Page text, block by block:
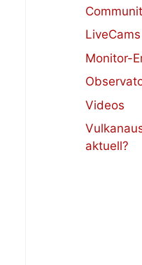
LiveCams
Monitor-
Videos
aktuell?